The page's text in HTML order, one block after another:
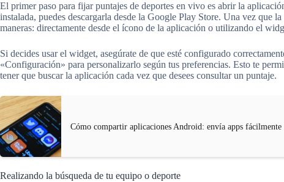
El primer paso para fijar puntajes de deportes en vivo es abrir la
instalada, puedes descargarla desde la Google Play Store. Una vez que
maneras: directamente desde el ícono de la aplicación o utilizando el
Si decides usar el widget, asegúrate de que esté configurado
«Configuración» para personalizarlo según tus preferencias. Esto te
tener que buscar la aplicación cada vez que desees consultar un puntaje.
Cómo compartir aplicaciones Android: envía apps fácilmente
Realizando la búsqueda de tu equipo o deporte